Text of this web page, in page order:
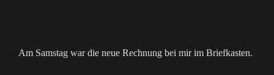
Am Samstag war die neue Rechnung bei mir im Briefkasten.